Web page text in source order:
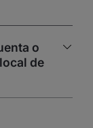
o
de